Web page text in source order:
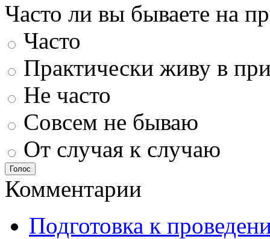
Часто ли вы бываете на
Часто
Практически живу в
Не часто
Совсем не бываю
От случая к случаю
Голос
Комментарии
Подготовка к